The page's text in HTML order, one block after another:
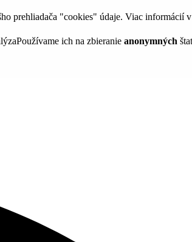
prehliadača "cookies" údaje. Viac informácií v
Používame ich na zbieranie anonymných